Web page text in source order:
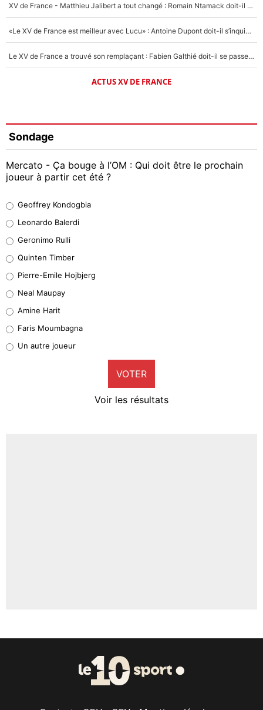
XV de France - Matthieu Jalibert a tout changé : Romain Ntamack doit-il s’inquiéter pour sa place à un an de la Coupe du monde ?
«Le XV de France est meilleur avec Lucu» : Antoine Dupont doit-il s’inquiéter pour sa place ?
Le XV de France a trouvé son remplaçant : Fabien Galthié doit-il se passer d'Antoine Dupont ?
ACTUS XV DE FRANCE
Sondage
Mercato - Ça bouge à l’OM : Qui doit être le prochain
joueur à partir cet été ?
38%
32%
5%
1%
9%
Geoffrey Kondogbia
Leonardo Balerdi
Geronimo Rulli
Quinten Timber
Pierre-Emile Hojbjerg
Neal Maupay
Amine Harit
Faris Moumbagna
Un autre joueur
VOTER
Voir les résultats